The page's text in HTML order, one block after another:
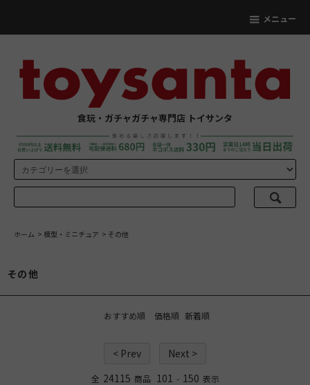
メニュー
食玩・ガチャガチャ専門店 トイサンタ
ホーム > 模型・ミニチュア > その他
その他
おすすめ順 価格順 新着順
< Prev Next >
全 24115 商品 101 - 150 表示